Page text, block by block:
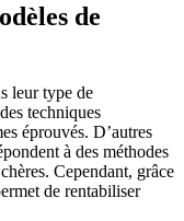
de
leur type de
techniques
éprouvés. D’autres
à des méthodes
Cependant, grâce
de rentabiliser